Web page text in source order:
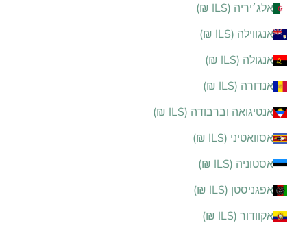
אלג׳יריה (ILS ₪)
אנגווילה (ILS ₪)
אנגולה (ILS ₪)
אנדורה (ILS ₪)
אנטיגואה וברבודה (ILS ₪)
אסוואטיני (ILS ₪)
אסטוניה (ILS ₪)
אפגניסטן (ILS ₪)
אקוודור (ILS ₪)